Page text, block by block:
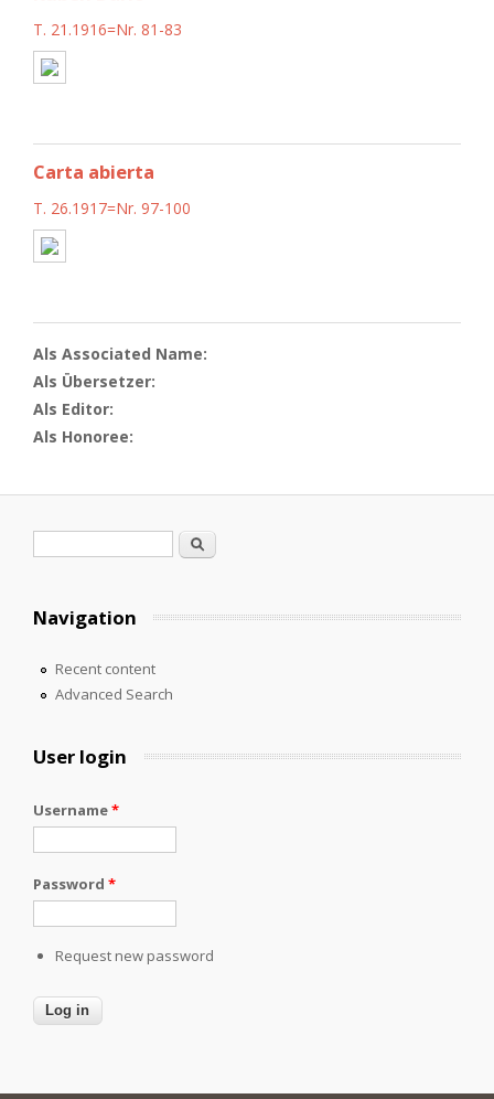
T. 21.1916=Nr. 81-83
Carta abierta
T. 26.1917=Nr. 97-100
Als Associated Name:
Als Übersetzer:
Als Editor:
Als Honoree:
Search
Navigation
Recent content
Advanced Search
User login
Username*
Password *
Request new password